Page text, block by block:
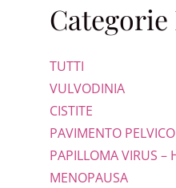
Categorie
TUTTI
VULVODINIA
CISTITE
PAVIMENTO PELVICO
PAPILLOMA VIRUS –
MENOPAUSA